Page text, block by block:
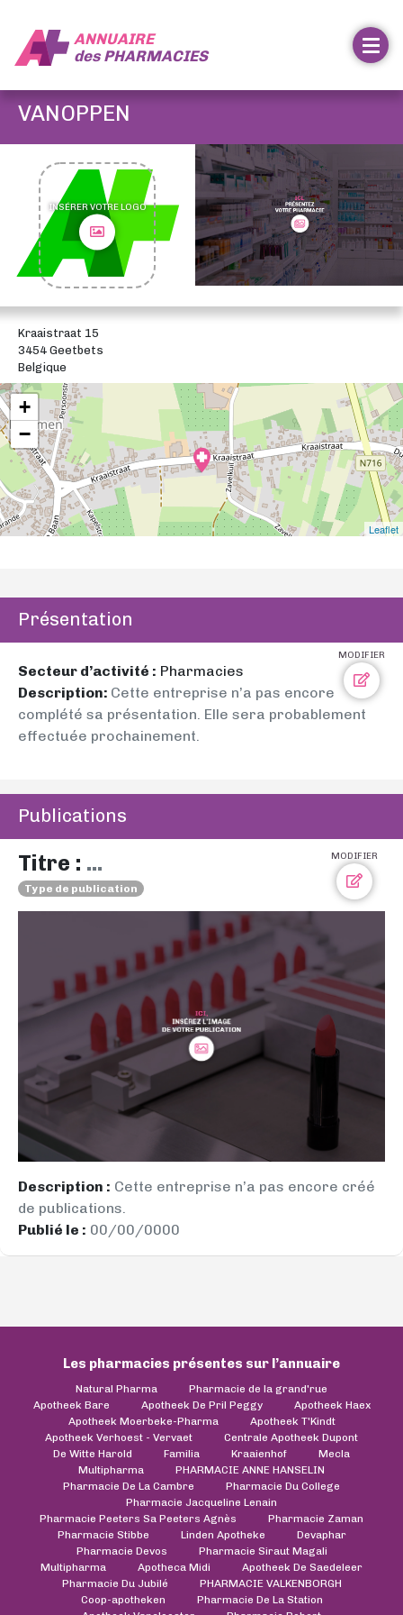
ANNUAIRE
desPHARMACIES
VANOPPEN
INSÉRER VOTRE LOGO
Kraaistraat 15
3454 Geetbets
Belgique
+
−
Leaflet
Présentation
MODIFIER
Secteur d’activité : Pharmacies
Description: Cette entreprise n’a pas encore
complété sa présentation. Elle sera probablement
effectuée prochainement.
Publications
MODIFIER
Titre : ...
Type de publication
Description : Cette entreprise n’a pas encore créé
de publications.
Publié le : 00/00/0000
Les pharmacies présentes sur l’annuaire
Natural Pharma
Pharmacie de la grand'rue
Apotheek Bare
Apotheek De Pril Peggy
Apotheek Haex
Apotheek Moerbeke-Pharma
Apotheek T'Kindt
Apotheek Verhoest - Vervaet
Centrale Apotheek Dupont
De Witte Harold
Familia Kraaienhof
Mecla
Multipharma
PHARMACIE ANNE HANSELIN
Pharmacie De La Cambre
Pharmacie Du College
Pharmacie Jacqueline Lenain
Pharmacie Peeters Sa Peeters Agnès
Pharmacie Zaman
Pharmacie Stibbe
Linden Apotheke
Devaphar
Pharmacie Devos
Pharmacie Siraut Magali
Multipharma
Apotheca Midi
Apotheek De Saedeleer
Pharmacie Du Jubilé
PHARMACIE VALKENBORGH
Coop-apotheken
Pharmacie De La Station